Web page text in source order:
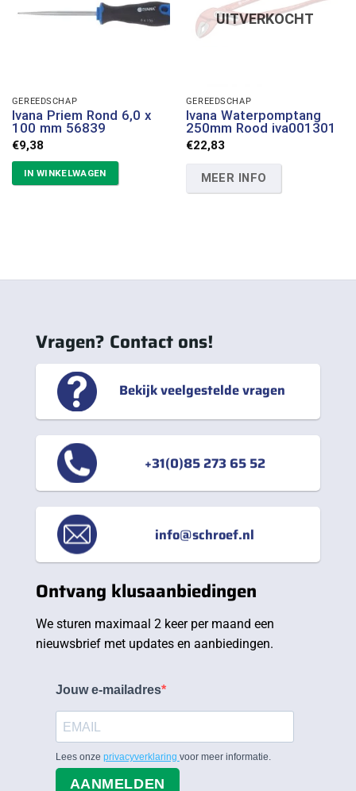
GEREEDSCHAP
Ivana Priem Rond 6,0 x
100 mm 56839
€9,38
IN WINKELWAGEN
UITVERKOCHT
GEREEDSCHAP
Ivana Waterpomptang
250mm Rood iva001301
€22,83
MEER INFO
Vragen? Contact ons!
Bekijk veelgestelde vragen
+31(0)85 273 65 52
info@schroef.nl
Ontvang klusaanbiedingen
We sturen maximaal 2 keer per maand een
nieuwsbrief met updates en aanbiedingen.
Jouw e-mailadres
Lees onze privacyverklaring voor meer informatie.
AANMELDEN